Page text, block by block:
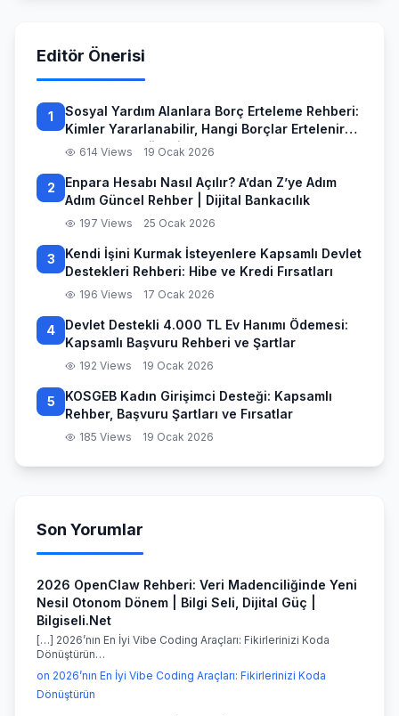
Editör Önerisi
1
Sosyal Yardım Alanlara Borç Erteleme Rehberi:
Kimler Yararlanabilir, Hangi Borçlar Ertelenir
ve Başvuru Süreci
614 Views 19 Ocak 2026
2
Enpara Hesabı Nasıl Açılır? A’dan Z’ye Adım
Adım Güncel Rehber | Dijital Bankacılık
197 Views 25 Ocak 2026
3
Kendi İşini Kurmak İsteyenlere Kapsamlı Devlet
Destekleri Rehberi: Hibe ve Kredi Fırsatları
196 Views 17 Ocak 2026
4
Devlet Destekli 4.000 TL Ev Hanımı Ödemesi:
Kapsamlı Başvuru Rehberi ve Şartlar
192 Views 19 Ocak 2026
5
KOSGEB Kadın Girişimci Desteği: Kapsamlı
Rehber, Başvuru Şartları ve Fırsatlar
185 Views 19 Ocak 2026
Son Yorumlar
2026 OpenClaw Rehberi: Veri Madenciliğinde Yeni
Nesil Otonom Dönem | Bilgi Seli, Dijital Güç |
Bilgiseli.Net
[…] 2026’nın En İyi Vibe Coding Araçları: Fikirlerinizi Koda
Dönüştürün…
on 2026’nın En İyi Vibe Coding Araçları: Fikirlerinizi Koda
Dönüştürün